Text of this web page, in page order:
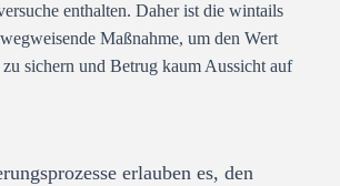
enthalten. Daher ist diewintails
Maßnahme, um den Wert
sichern und Betrug kaum Aussicht auf
erlauben es, den